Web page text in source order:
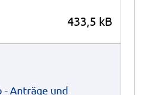
433,5 kB
- Anträge und